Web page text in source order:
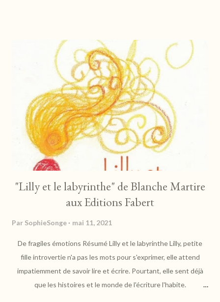
massacrée par trois jeunes hommes, il s'est fait la promesse
qu'ils les retrouveraient à leur sortie de prison. Le moment
fatidique approche pour Vincent qui se languit de régler ses
comptes. Mais seul, y parviendra-t-il ? On fait la connaissance
d'un vieil homme usé, acariâtre animé par un désir de ve...
"Lilly et le labyrinthe" de Blanche Martire
aux Editions Fabert
Par SophieSonge mai 11, 2021
De fragiles émotions Résumé Lilly et le labyrinthe Lilly, petite
fille introvertie n'a pas les mots pour s'exprimer, elle attend
impatiemment de savoir lire et écrire. Pourtant, elle sent déjà
que les histoires et le monde de l'écriture l'habite.